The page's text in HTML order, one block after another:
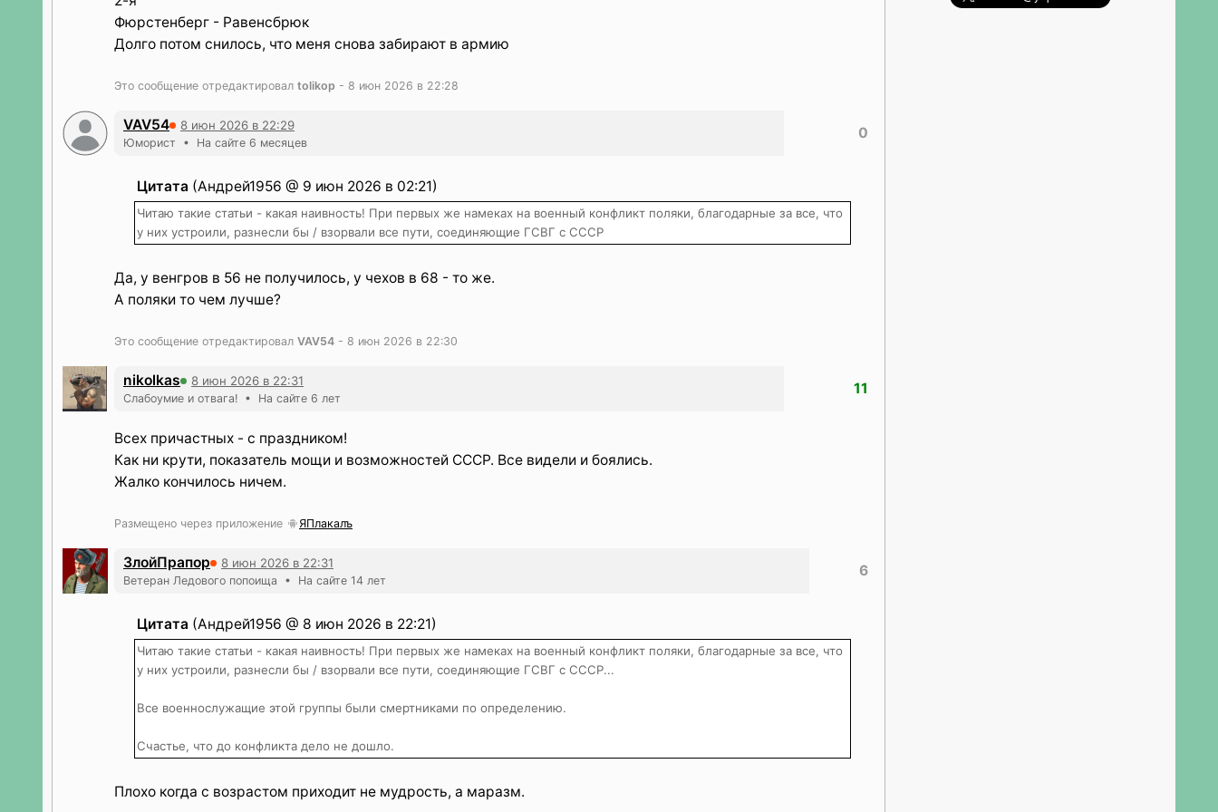
Фюрстенберг - Равенсбрюк
Долго потом снилось, что меня снова забирают в армию
Это сообщение отредактировал tolikop - 8 июн 2026 в 22:28
VAV54 8 июн 2026 в 22:29
Юморист • На сайте 6 месяцев
0
Цитата (Андрей1956 @ 9 июн 2026 в 02:21)
Читаю такие статьи - какая наивность! При первых же намеках на военный конфликт поляки, благодарные за все, что
у них устроили, разнесли бы / взорвали все пути, соединяющие ГСВГ с СССР
Да, у венгров в 56 не получилось, у чехов в 68 - то же.
А поляки то чем лучше?
Это сообщение отредактировал VAV54 - 8 июн 2026 в 22:30
nikolkas 8 июн 2026 в 22:31
Слабоумие и отвага! • На сайте 6 лет
11
Всех причастных - с праздником!
Как ни крути, показатель мощи и возможностей СССР. Все видели и боялись.
Жалко кончилось ничем.
Размещено через приложение ЯПлакалъ
ЗлойПрапор 8 июн 2026 в 22:31
Ветеран Ледового попоища • На сайте 14 лет
6
Цитата (Андрей1956 @ 8 июн 2026 в 22:21)
Читаю такие статьи - какая наивность! При первых же намеках на военный конфликт поляки, благодарные за все, что
у них устроили, разнесли бы / взорвали все пути, соединяющие ГСВГ с СССР...
Все военнослужащие этой группы были смертниками по определению.
Счастье, что до конфликта дело не дошло.
Плохо когда с возрастом приходит не мудрость, а маразм.